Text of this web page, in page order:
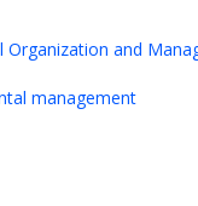
Organization and
management